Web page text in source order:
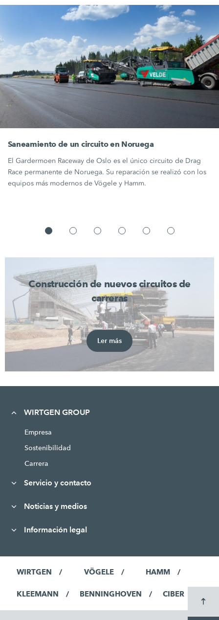
Saneamiento de un circuito en Noruega
El Gardermoen Raceway de Oslo es el único circuito de Drag
Race permanente de Noruega. Su reparación se realizó con los
equipos más modernos de Vögele y Hamm.
Construcción de nuevos circuitos de
carreras
Ler más
WIRTGEN GROUP
Empresa
Sostenibilidad
Carrera
Servicio y contacto
Noticias y medios
Información legal
WIRTGEN VÖGELE HAMM
KLEEMANN BENNINGHOVEN CIBER